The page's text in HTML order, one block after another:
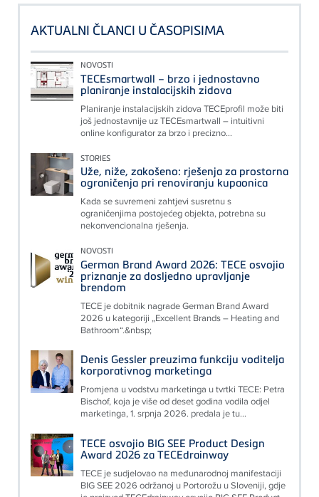
AKTUALNI ČLANCI U ČASOPISIMA
NOVOSTI
TECEsmartwall – brzo i jednostavno
planiranje instalacijskih zidova
Planiranje instalacijskih zidova TECEprofil može biti
još jednostavnije uz TECEsmartwall – intuitivni
online konfigurator za brzo i precizno...
STORIES
Uže, niže, zakošeno: rješenja za prostorna
ograničenja pri renoviranju kupaonica
Kada se suvremeni zahtjevi susretnu s
ograničenjima postojećeg objekta, potrebna su
nekonvencionalna rješenja.
NOVOSTI
German Brand Award 2026: TECE osvojio
priznanje za dosljedno upravljanje
brendom
TECE je dobitnik nagrade German Brand Award
2026 u kategoriji „Excellent Brands – Heating and
Bathroom“.&nbsp;
Denis Gessler preuzima funkciju voditelja
korporativnog marketinga
Promjena u vodstvu marketinga u tvrtki TECE: Petra
Bischof, koja je više od deset godina vodila odjel
marketinga, 1. srpnja 2026. predala je tu...
TECE osvojio BIG SEE Product Design
Award 2026 za TECEdrainway
TECE je sudjelovao na međunarodnoj manifestaciji
BIG SEE 2026 održanoj u Portorožu u Sloveniji, gdje